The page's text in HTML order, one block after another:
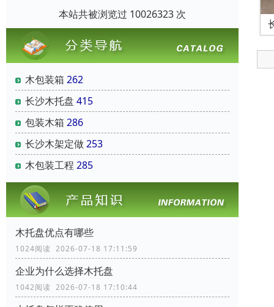
本站共被浏览过 10026323 次
木包装箱 262
长沙木托盘 415
包装木箱 286
长沙木架定做253
木包装工程 285
木托盘优点有哪些
1024阅读 2026-07-18 17:11:59
企业为什么选择木托盘
1042阅读 2026-07-18 17:10:44